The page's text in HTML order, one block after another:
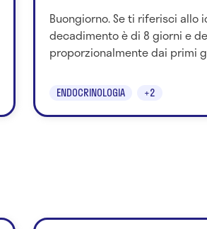
Buongiorno. Se ti riferisci allo
decadimento è di 8 giorni e
proporzionalmente dai primi
ENDOCRINOLOGIA +2